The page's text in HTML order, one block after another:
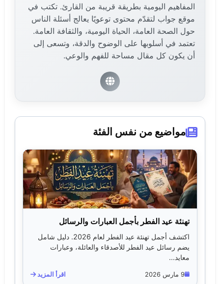
المفاهيم اليومية بطريقة قريبة من القارئ. تكتب في
موقع جواب لتقدّم محتوى توعويًا يعالج أسئلة الناس
حول الصحة العامة، الحياة اليومية، والثقافة العامة.
تعتمد في أسلوبها على الوضوح والدقة، وتسعى إلى
أن يكون كل مقال مساحة للفهم والوعي.
مواضيع من نفس الفئة
تهنئة عيد الفطر بأجمل العبارات والرسائل
اكتشف أجمل تهنئة عيد الفطر لعام 2026. دليل شامل
يضم رسائل عيد الفطر للأصدقاء والعائلة، وعبارات
معايد...
9 مارس 2026 اقرأ المزيد